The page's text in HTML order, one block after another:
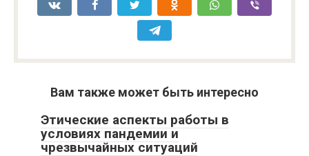
Вам также может быть интересно
Этические аспекты работы в
условиях пандемии и
чрезвычайных ситуаций